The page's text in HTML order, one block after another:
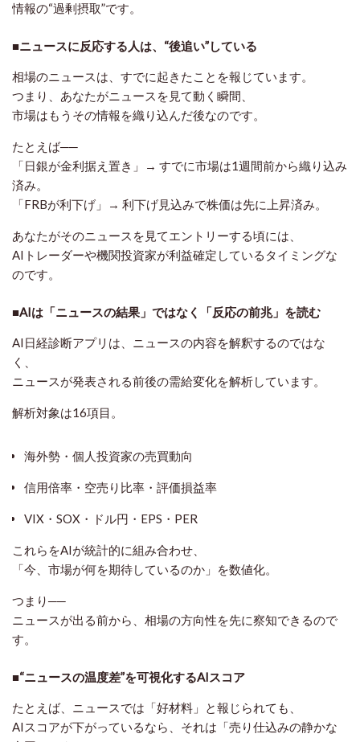
情報の“過剰摂取”です。
■ニュースに反応する人は、“後追い”している
相場のニュースは、すでに起きたことを報じています。
つまり、あなたがニュースを見て動く瞬間、
市場はもう その情報を織り込んだ後なのです。
たとえば──
「日銀が金利据え置き」→ すでに市場は1週間前から織り込み
済み。
「FRBが利下げ」→ 利下げ見込みで株価は先に上昇済み。
あなたがそのニュースを見てエントリーする頃には、
AIトレーダーや機関投資家が利益確定しているタイミングな
のです。
■AIは「ニュースの結果」ではなく「反応の前兆」を読む
AI日経診断アプリは、ニュースの内容を解釈するのではな
く、
ニュースが発表される前後の需給変化を解析しています。
解析対象は16項目。
海外勢・個人投資家の売買動向
信用倍率・空売り比率・評価損益率
VIX・SOX・ドル円・EPS・PER
これらをAIが統計的に組み合わせ、
「今、市場が何を期待しているのか」を数値化。
つまり──
ニュースが出る前から、 相場の方向性を先に察知できるので
す。
■“ニュースの温度差”を可視化するAIスコア
たとえば、ニュースでは「好材料」と報じられても、
AIスコアが下がっているなら、それは「売り仕込みの静かな